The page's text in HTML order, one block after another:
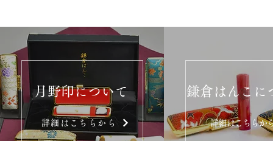
月野印について
詳細はこちらから
鎌倉はんこに
詳細はこちらか